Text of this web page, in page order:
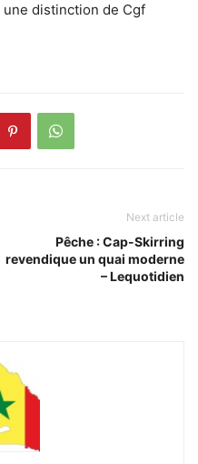
une distinction de Cgf
Next article
Pêche : Cap-Skirring
revendique un quai moderne
– Lequotidien